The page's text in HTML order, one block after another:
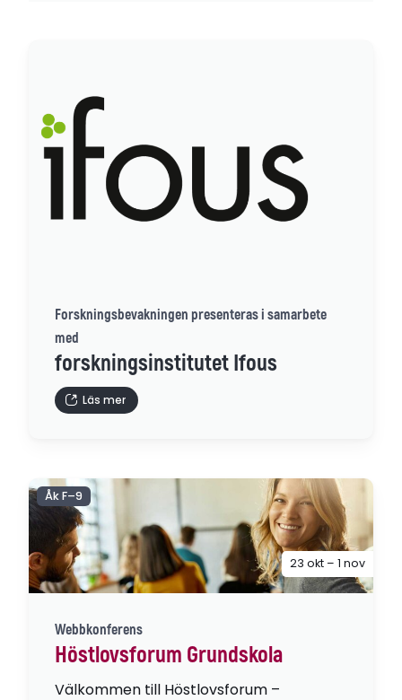
Forskningsbevakningen presenteras i samarbete
med
forskningsinstitutet Ifous
Läs mer
Webbkonferens
Höstlovsforum Grundskola
Välkommen till Höstlovsforum –
Åk F–9
23 okt – 1 nov